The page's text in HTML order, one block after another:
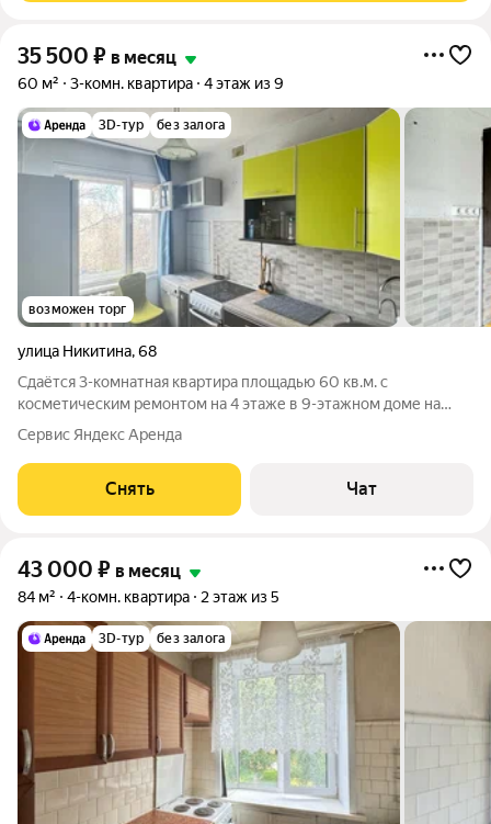
35 500 ₽ в месяц
60 м² 3-комн. квартира 4 этаж из 9
3D-тур без залога
возможен торг
улица Никитина,68
Сдаётся 3-комнатная квартира площадью 60 кв.м. с
косметическим ремонтом на 4 этаже в 9-этажном доме на
срок от 11 месяцев. Из техники есть: Телевизор Духовой шкаф
Стиральная машина Холодильник Дом - панельный. Помимо
арендной платы, жилец
Сервис Яндекс Аренда
Снять Чат
43 000 ₽ в месяц
84 м² 4-комн. квартира 2 этаж из 5
3D-тур без залога